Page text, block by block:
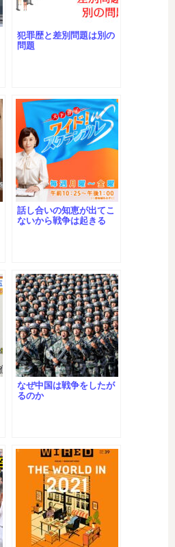
犯罪歴と差別問題は別の
問題
話し合いの知恵が出てこ
ないから戦争は起きる
なぜ中国は戦争をしたが
るのか